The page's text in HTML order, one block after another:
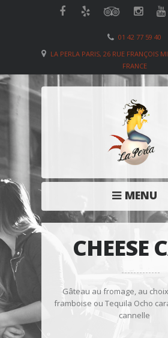
01 42 77 59 40
LA PERLA PARIS, 26 RUE FRANÇOIS
FRANCE
MENU
CHEESE
Gâteau au fromage, au
framboise ou Tequila Ocho
cannelle